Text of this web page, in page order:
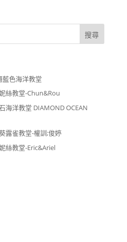
藍色海洋教堂
絲教堂-Chun&Rou
海洋教堂 DIAMOND OCEAN
露雀教堂-權訓;俊婷
絲教堂-Eric&Ariel